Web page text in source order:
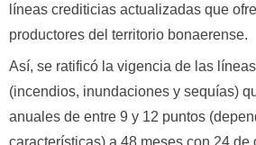
líneas crediticias actualizadas que
productores del territorio bonaerense.
Así, se ratificó la vigencia de las
(incendios, inundaciones y sequías)
anuales de entre 9 y 12 puntos